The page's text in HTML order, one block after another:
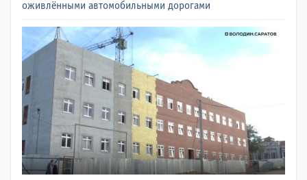
оживлёнными автомобильными дорогами